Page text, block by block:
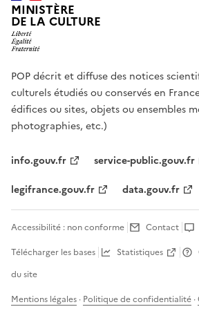
MINISTÈRE
DE LA CULTURE
POP décrit et diffuse des notices
culturels étudiés ou conservés en
édifices ou sites, objets ou ensembles
photographies, etc.)
info.gouv.fr
service-public.gouv.fr
legifrance.gouv.fr
data.gouv.fr
Accessibilité : non conforme Contact
Télécharger les bases
Statistiques
du site
Mentions légales · Politique de confidentialité ·